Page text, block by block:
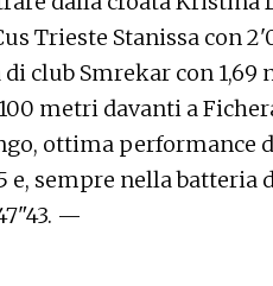
Trieste Stanissa con
club Smrekar con 1,69
metri davanti a
ottima performance
e, sempre nella
—